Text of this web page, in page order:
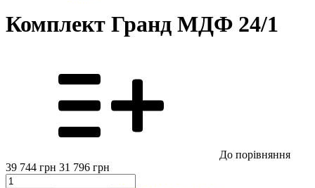
Комплект Гранд МДФ 24/1
До порівняння
39 744 грн 31 796 грн